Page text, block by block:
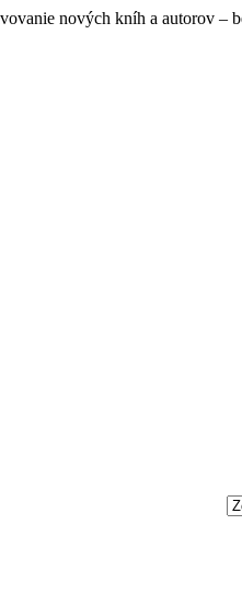
nových kníh a autorov –